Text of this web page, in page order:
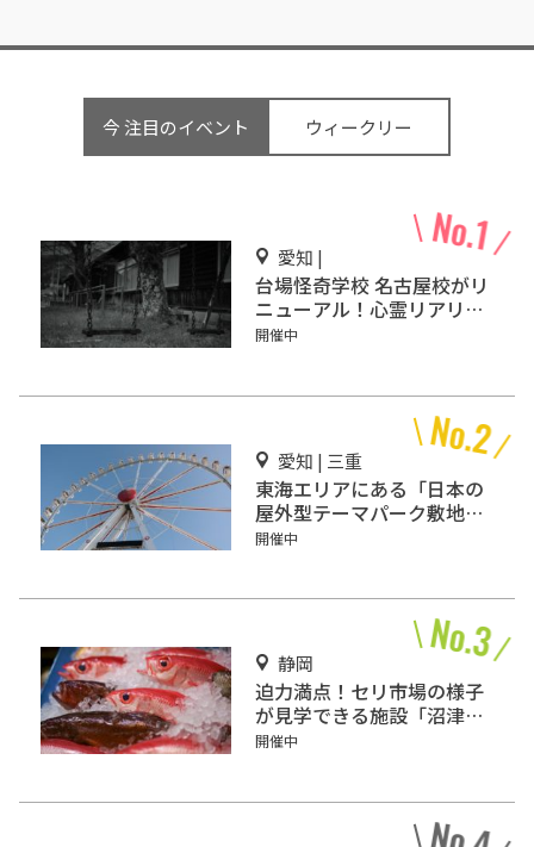
今 注目のイベント ウィークリー
愛知 |
台場怪奇学校 名古屋校がリ
ニューアル！心霊リアリテ
ィー型恐怖体験
開催中
愛知 | 三重
東海エリアにある「日本の
屋外型テーマパーク敷地面
積ランキング」入りしてい
開催中
静岡
迫力満点！セリ市場の様子
が見学できる施設「沼津魚
市場 INO」
開催中